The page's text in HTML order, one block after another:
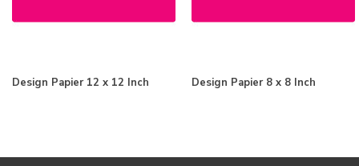
Design Papier 12 x 12 Inch Design Papier 8 x 8 Inch